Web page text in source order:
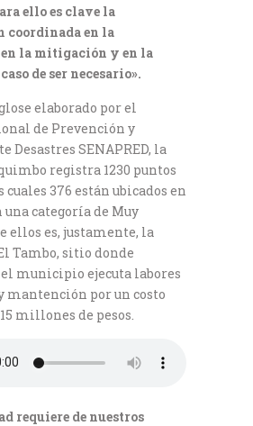
ello es clave la
en la
la mitigación y en la
de ser necesario».
elaborado por el
de Prevención y
Desastres SENAPRED, la
registra 1230 puntos
376 están ubicados en
una categoría de Muy
ellos es, justamente, la
Tambo, sitio donde
municipio ejecuta labores
mantención por un costo
millones de pesos.
requiere de nuestros